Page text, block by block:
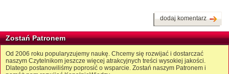
dodaj komentarz
Zostań Patronem
Od 2006 roku popularyzujemy naukę. Chcemy się rozwijać i dostarczać
naszym Czytelnikom jeszcze więcej atrakcyjnych treści wysokiej jakości.
Dlatego postanowiliśmy poprosić o wsparcie. Zostań naszym Patronem i